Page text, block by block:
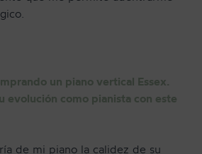
un piano vertical Essex.
evolución como pianista con este
de mi piano la calidez de su